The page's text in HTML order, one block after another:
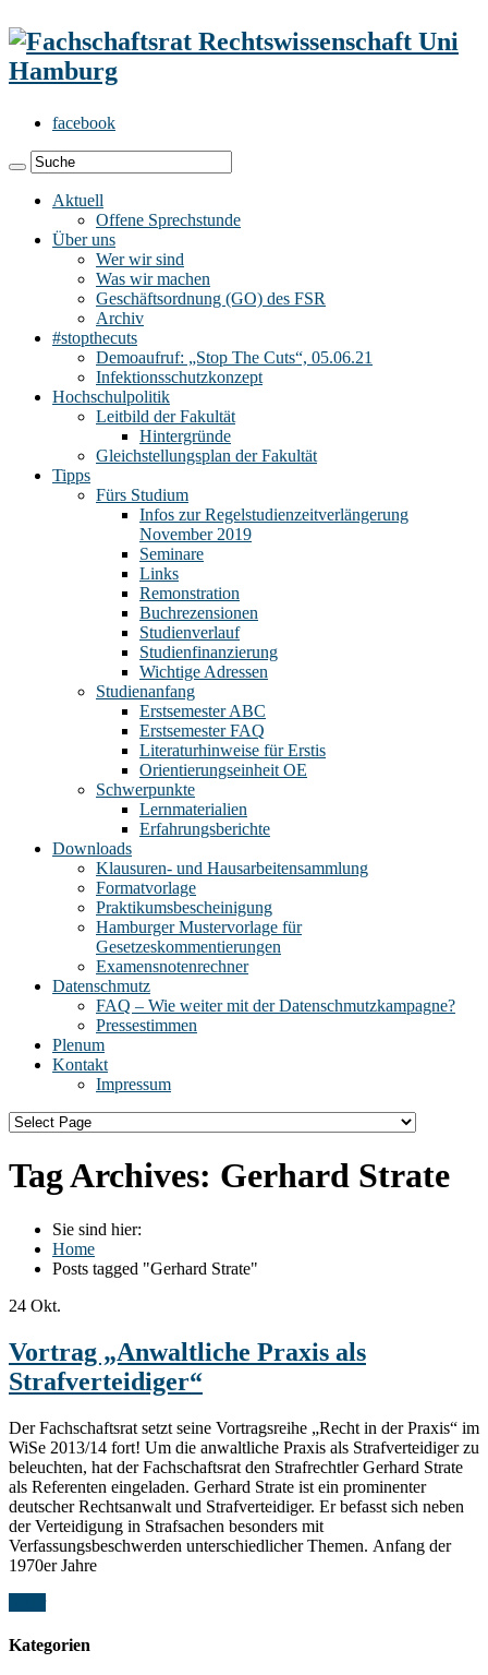
facebook
Aktuell
Offene Sprechstunde
Über uns
Wer wir sind
Was wir machen
Geschäftsordnung (GO) des FSR
Archiv
#stopthecuts
Demoaufruf: „Stop The Cuts“, 05.06.21
Infektionsschutzkonzept
Hochschulpolitik
Leitbild der Fakultät
Hintergründe
Gleichstellungsplan der Fakultät
Tipps
Fürs Studium
Infos zur Regelstudienzeitverlängerung
November 2019
Seminare
Links
Remonstration
Buchrezensionen
Studienverlauf
Studienfinanzierung
Wichtige Adressen
Studienanfang
Erstsemester ABC
Erstsemester FAQ
Literaturhinweise für Erstis
Orientierungseinheit OE
Schwerpunkte
Lernmaterialien
Erfahrungsberichte
Downloads
Klausuren- und Hausarbeitensammlung
Formatvorlage
Praktikumsbescheinigung
Hamburger Mustervorlage für
Gesetzeskommentierungen
Examensnotenrechner
Datenschmutz
FAQ – Wie weiter mit der Datenschmutzkampagne?
Pressestimmen
Plenum
Kontakt
Impressum
Tag Archives: Gerhard Strate
Sie sind hier:
Home
Posts tagged "Gerhard Strate"
24 Okt.
Vortrag „Anwaltliche Praxis als
Strafverteidiger“
Der Fachschaftsrat setzt seine Vortragsreihe „Recht in der Praxis“ im
WiSe 2013/14 fort! Um die anwaltliche Praxis als Strafverteidiger zu
beleuchten, hat der Fachschaftsrat den Strafrechtler Gerhard Strate
als Referenten eingeladen. Gerhard Strate ist ein prominenter
deutscher Rechtsanwalt und Strafverteidiger. Er befasst sich neben
der Verteidigung in Strafsachen besonders mit
Verfassungsbeschwerden unterschiedlicher Themen. Anfang der
1970er Jahre
Kategorien